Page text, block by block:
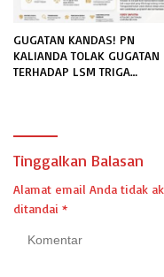
GUGATAN KANDAS! PN
KALIANDA TOLAK GUGATAN
TERHADAP LSM TRIGA
Tinggalkan Balasan
Alamat email Anda tidak
ditandai *